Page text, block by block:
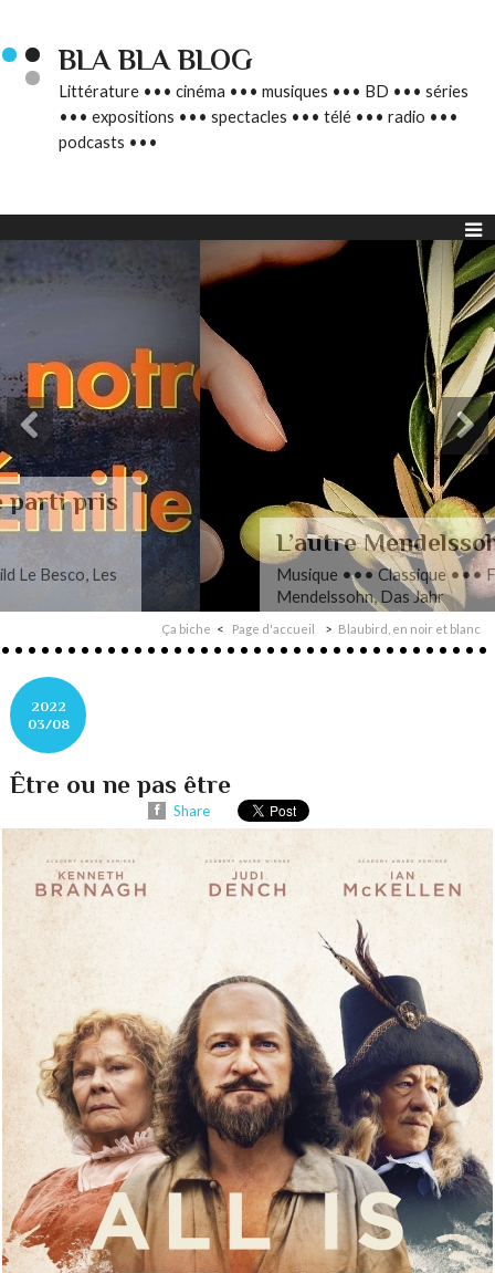
BLA BLA BLOG
Littérature ••• cinéma ••• musiques ••• BD ••• séries
••• expositions ••• spectacles ••• télé ••• radio •••
podcasts •••
L’autre Mendelssohn
Musique ••• Classique ••• Fanny
Mendelssohn, Das Jahr
Ça biche Page d'accueil Blaubird, en noir et blanc
2022
03/08
Être ou ne pas être
Share